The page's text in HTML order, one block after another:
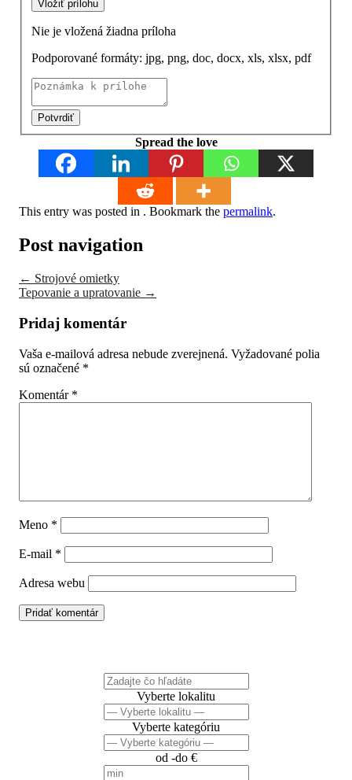
Vložiť prílohu
Nie je vložená žiadna príloha
Podporované formáty: jpg, png, doc, docx, xls, xlsx, pdf
Potvrdiť
Spread the love
This entry was posted in . Bookmark the permalink.
Post navigation
← Strojové omietky
Tepovanie a upratovanie →
Pridaj komentár
Vaša e-mailová adresa nebude zverejnená. Vyžadované polia
sú označené *
Komentár *
Meno *
E-mail *
Adresa webu
Vyberte lokalitu
Vyberte kategóriu
od -do €